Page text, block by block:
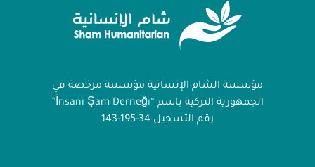
مؤسسة الشام الإنسانية مؤسسة مرخصة في
الجمهورية التركية باسم “İnsani Şam Derneği”
رقم التسجيل 34-195-143